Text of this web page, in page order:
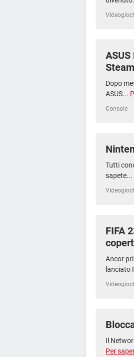
Dopo
ASUS...
Console
Tutti
sapete...
FIFA
Ancor
lanciato
Il
Per